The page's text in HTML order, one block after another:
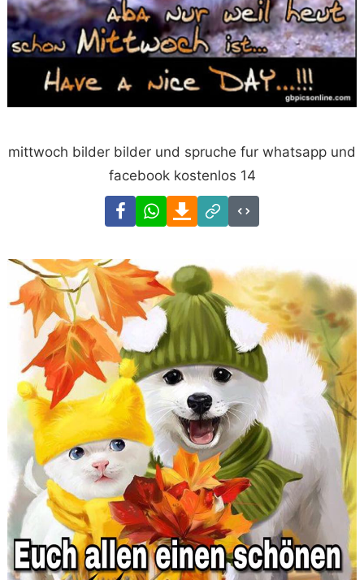
mittwoch bilder bilder und spruche fur whatsapp und
facebook kostenlos 14
FacebookWhatsAppDownload
Link
Code